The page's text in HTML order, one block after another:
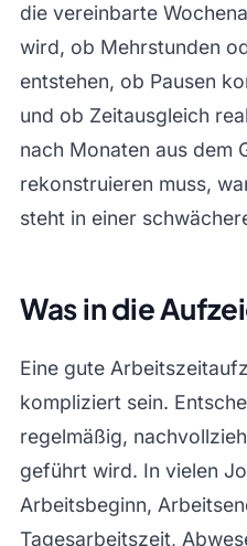
die vereinbarte
wird, ob Mehrstunden
entstehen, ob Pausen
und ob Zeitausgleich
nach Monaten aus dem
rekonstruieren muss,
steht in einer
Was in die
Eine gute
kompliziert sein.
regelmäßig,
geführt wird. In vielen
Arbeitsbeginn,
Tagesarbeitszeit,